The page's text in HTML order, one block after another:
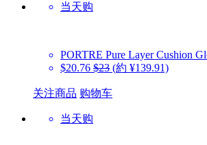
当天购
PORTRE Pure Layer Cushion
$20.76 $23 (約 ¥139.91)
关注商品 购物车
当天购